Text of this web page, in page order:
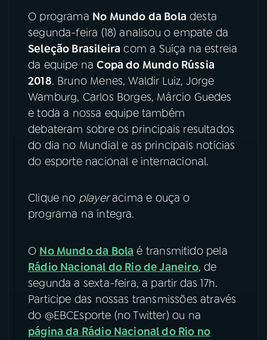
08 FESTIVAL DE MÚSICA
ACOMPANHE A RÁDIO NACIONAL
YouTube Facebook
Instagram X
TikTok
O programa No Mundo da Bola desta
segunda-feira (18) analisou o empate da
Seleção Brasileira com a Suíça na estreia
da equipe naCopa do Mundo Rússia
2018. Bruno Menes, Waldir Luiz, Jorge
Wamburg, Carlos Borges, Márcio Guedes
e toda a nossa equipe também
debateram sobre os principais resultados
do dia no Mundial e as principais notícias
do esporte nacional e internacional.
Clique no playeracima e ouça o
programa na íntegra.
O No Mundo da Bola é transmitido pela
Rádio Nacional do Rio de Janeiro, de
segunda a sexta-feira, a partir das 17h.
Participe das nossas transmissões através
do @EBCEsporte (no Twitter) ou na
página da Rádio Nacional do Rio no